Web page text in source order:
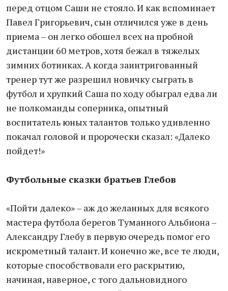
перед отцом Саши не стояло. И как вспоминает
Павел Григорьевич, сын отличился уже в день
приема – он легко обошел всех на пробной
дистанции 60 метров, хотя бежал в тяжелых
зимних ботинках. А когда заинтригованный
тренер тут же разрешил новичку сыграть в
футбол и хрупкий Саша по ходу обыграл едва ли
не полкоманды соперника, опытный
воспитатель юных талантов только удивленно
покачал головой и пророчески сказал: «Далеко
пойдет!»
Футбольные сказки братьев Глебов
«Пойти далеко» – аж до желанных для всякого
мастера футбола берегов Туманного Альбиона –
Александру Глебу в первую очередь помог его
искрометный талант. И конечно же, все те люди,
которые способствовали его раскрытию,
начиная, наверное, с того дальновидного